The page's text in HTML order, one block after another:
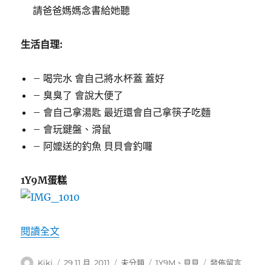
請爸爸媽媽念書給她聽
生活自理:
– 喝完水 會自己將水杯蓋 蓋好
– 臭臭了 會說大便了
– 會自己拿湯匙 最近還會自己拿筷子吃麵
– 會玩鍵盤、滑鼠
– 阿嬤送的釣魚 貝貝會釣囉
1Y9M蛋糕
閱讀全文〈貝貝1歲10個月達成〉
作
Kiki 發
29 11 月, 2011 分
未分類 標
1Y9M 、 貝貝 在
發佈留言